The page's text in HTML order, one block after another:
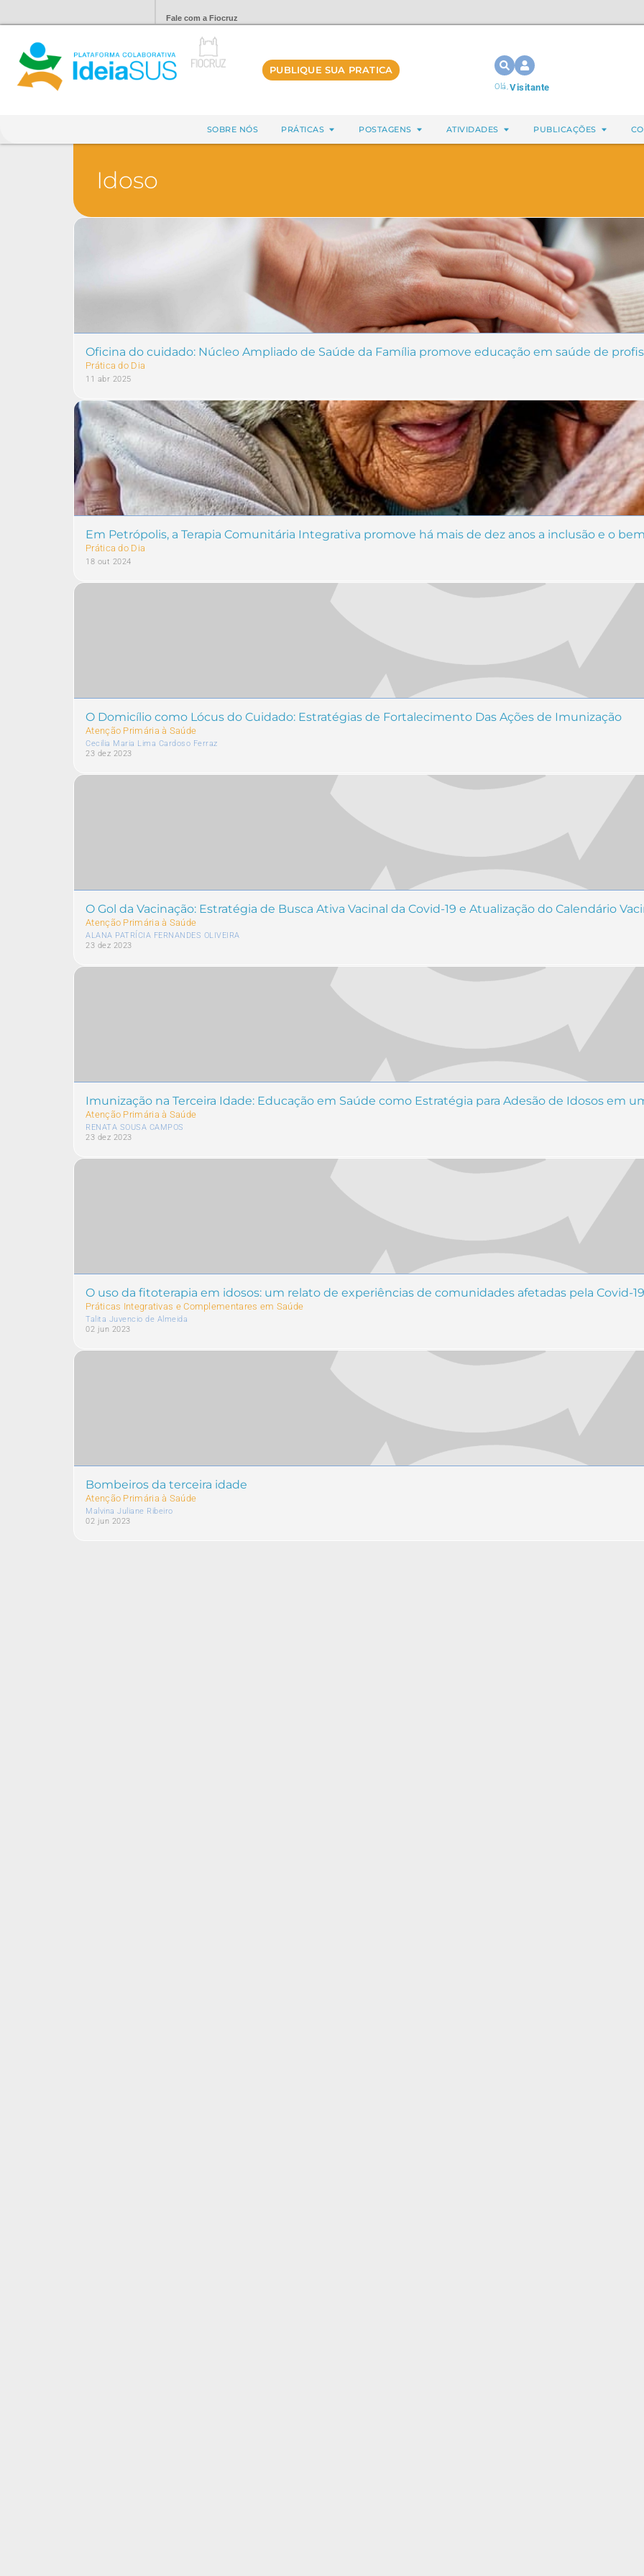
Fale com a Fiocruz
PUBLIQUE SUA PRATICA
Olá,Visitante
SOBRE NÓS PRÁTICAS POSTAGENS ATIVIDADES PUBLICAÇÕES
Idoso
Oficina do cuidado: Núcleo Ampliado de Saúde da Família promove educação em saúde de
Prática do Dia
11 abr 2025
Em Petrópolis, a Terapia Comunitária Integrativa promove há mais de dez anos a inclusão e o
Prática do Dia
18 out 2024
O Domicílio como Lócus do Cuidado: Estratégias de Fortalecimento Das Ações de Imunização
Atenção Primária à Saúde
Cecilia Maria Lima Cardoso Ferraz
23 dez 2023
O Gol da Vacinação: Estratégia de Busca Ativa Vacinal da Covid-19 e Atualização do Calendário
Atenção Primária à Saúde
ALANA PATRÍCIA FERNANDES OLIVEIRA
23 dez 2023
Imunização na Terceira Idade: Educação em Saúde como Estratégia para Adesão de Idosos em
Atenção Primária à Saúde
RENATA SOUSA CAMPOS
23 dez 2023
O uso da fitoterapia em idosos: um relato de experiências de comunidades afetadas pela Covid-19
Práticas Integrativas e Complementares em Saúde
Talita Juvencio de Almeida
02 jun 2023
Bombeiros da terceira idade
Atenção Primária à Saúde
Malvina Juliane Ribeiro
02 jun 2023